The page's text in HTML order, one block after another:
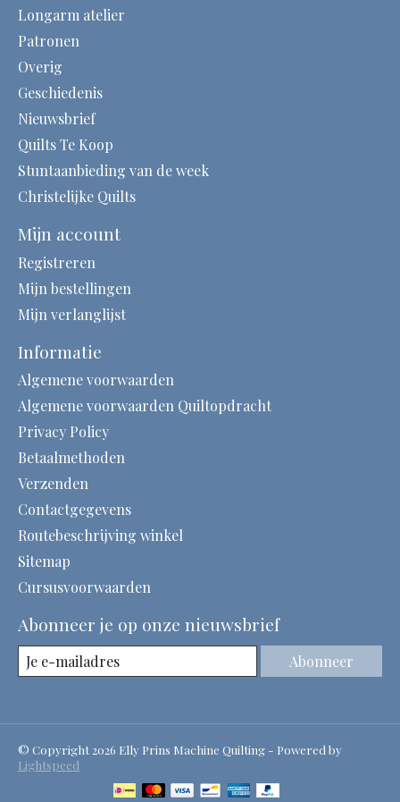
Longarm atelier
Patronen
Overig
Geschiedenis
Nieuwsbrief
Quilts Te Koop
Stuntaanbieding van de week
Christelijke Quilts
Mijn account
Registreren
Mijn bestellingen
Mijn verlanglijst
Informatie
Algemene voorwaarden
Algemene voorwaarden Quiltopdracht
Privacy Policy
Betaalmethoden
Verzenden
Contactgegevens
Routebeschrijving winkel
Sitemap
Cursusvoorwaarden
Abonneer je op onze nieuwsbrief
Abonneer
© Copyright 2026 Elly Prins Machine Quilting - Powered by
Lightspeed